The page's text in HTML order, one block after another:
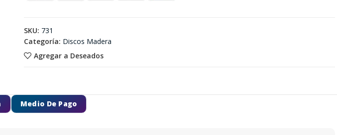
Agregar a Deseados
SKU: 731
Categoría: Discos Madera
Medio De Pago